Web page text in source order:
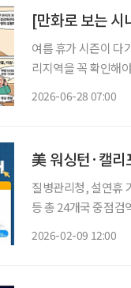
[만화로 보는 시
여름 휴가 시즌이 다
리지역을 꼭 확인해야 합니다. ​질병관리청이 전 세계 감염병 유
2026-06-28 07:00
질병관리청, 설연휴
등 총 24개국 중점
2026-02-09 12:00